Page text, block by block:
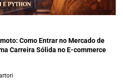
Como Entrar no Mercado de
Carreira Sólida no E-commerce